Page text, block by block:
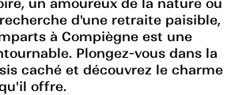
d'une retraite paisible,
à Compiègne est une
Plongez-vous dans la
caché et découvrez le charme
offre.